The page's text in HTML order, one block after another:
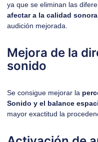
ya que se eliminan las
afectar a la calidad
audición mejorada.
Mejora de la
sonido
Se consigue mejorar la
Sonido y el balance
mayor exactitud la